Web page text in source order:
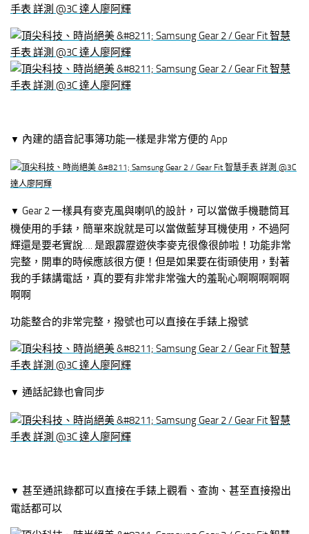
▼ 內建的語音記事簿功能一樣是非常方便的 App
▼ Gear 2 一樣具有麥克風與喇叭的設計，可以當做手機聽筒耳
機使用的手錶，簡單來說就是可以當做藍芽耳機使用，不過阿
輝還是要老實說…. 是跟霹靂遊俠李麥克很像很帥啦！功能非常
完整，開車的時候應該很方便！但是如果要在街頭使用，對著
我的手錶講電話，真的要有非常非常強大的羞恥心啊啊啊啊啊
啊啊
功能整合的非常完整，撥號也可以直接在手錶上撥號
▼ 通話記錄也會同步
▼ 甚至通訊錄都可以直接在手錶上觀看、查詢、甚至直接撥出
電話都可以